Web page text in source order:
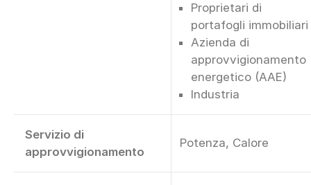
Proprietari di
portafogli immobiliari
Azienda di
approvvigionamento
energetico (AAE)
Industria
Servizio di
approvvigionamento
Potenza, Calore